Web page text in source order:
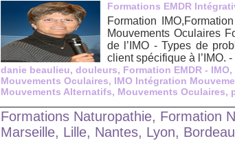
Formations EMDR
Formation
Mouvements Oculaires
de l’IMO - Types de
client spécifique à l’IMO.
danie beaulieu, douleurs, Formation EMDR - IMO,
Mouvements Oculaires, IMO Intégration
Mouvements Alternatifs, Mouvements Oculaires,
Formations Naturopathie, Formation
Marseille, Lille, Nantes, Lyon,